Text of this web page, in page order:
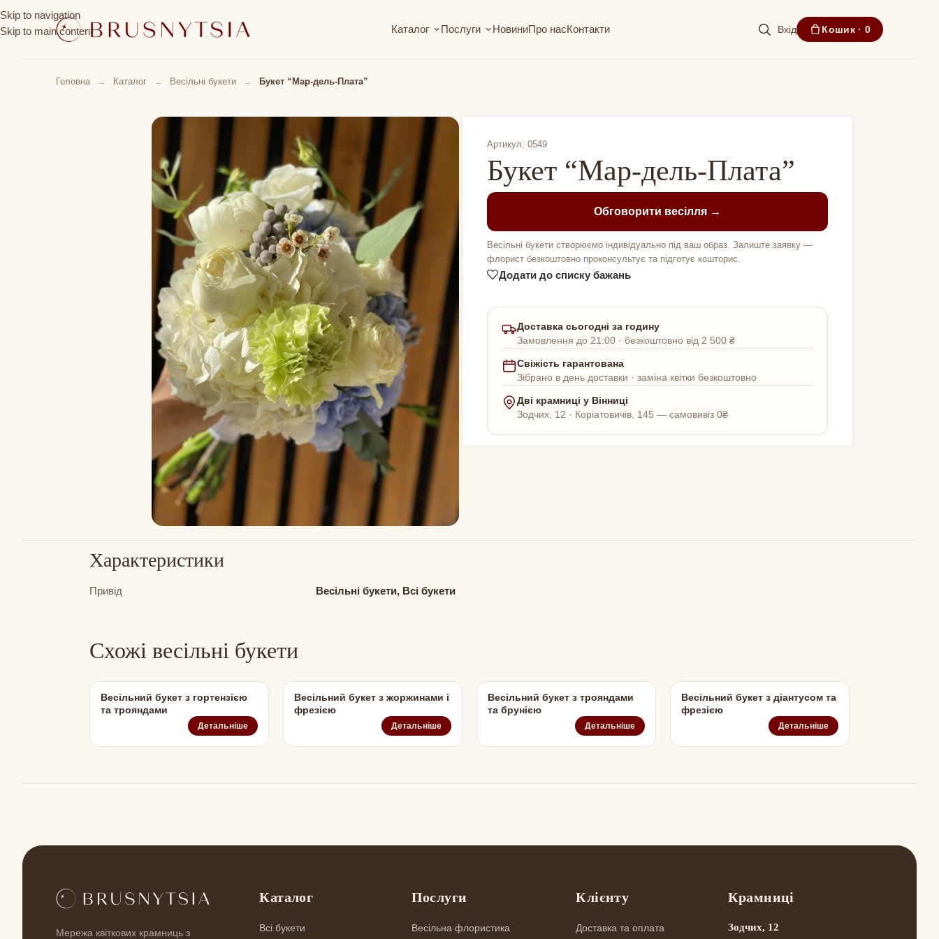
Skip to navigation
Skip to main content
Каталог Послуги НовиниПро насКонтакти Вхід Кошик · 0
Головна → Каталог → Весільні букети → Букет “Мар-дель-Плата”
Артикул: 0549
Букет “Мар-дель-Плата”
Обговорити весілля →
Весільні букети створюємо індивідуально під ваш образ. Залиште заявку —
флорист безкоштовно проконсультує та підготує кошторис.
Додати до списку бажань
Доставка сьогодні за годину
Замовлення до 21:00 · безкоштовно від 2 500 ₴
Свіжість гарантована
Зібрано в день доставки · заміна квітки безкоштовно
Дві крамниці у Вінниці
Зодчих, 12 · Коріатовичів, 145 — самовивіз 0₴
Характеристики
Привід Весільні букети, Всі букети
Схожі весільні букети
Весільний букет з гортензією
та трояндами
Детальніше
Весільний букет з жоржинами і
фрезією
Детальніше
Весільний букет з трояндами
та брунією
Детальніше
Весільний букет з діантусом та
фрезією
Детальніше
Мережа квіткових крамниць з
Каталог
Всі букети
Послуги
Весільна флористика
Клієнту
Доставка та оплата
Крамниці
Зодчих, 12